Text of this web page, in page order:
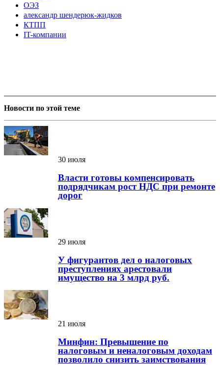
ОЭЗ
александр шендерюк-жидков
КТПП
IT-компании
Новости по этой теме
30 июля
Власти готовы компенсировать
подрядчикам рост НДС при ремонте
дорог
29 июля
У фигурантов дел о налоговых
преступлениях арестовали
имущество на 3 млрд руб.
21 июля
Минфин: Превышение по
налоговым и неналоговым доходам
позволило снизить заимствования